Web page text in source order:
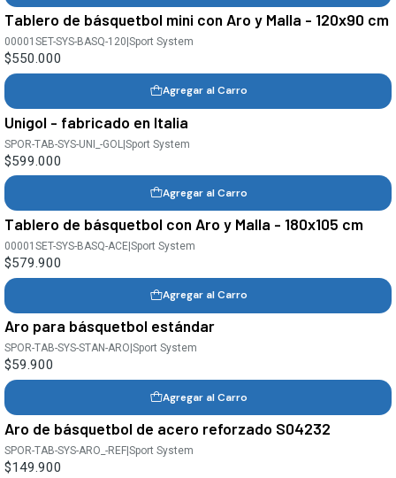
Tablero de básquetbol mini con Aro y Malla - 120x90 cm
00001SET-SYS-BASQ-120 |Sport System
$550.000
Agregar al Carro
Unigol - fabricado en Italia
SPOR-TAB-SYS-UNI_-GOL |Sport System
$599.000
Agregar al Carro
Tablero de básquetbol con Aro y Malla - 180x105 cm
00001SET-SYS-BASQ-ACE |Sport System
$579.900
Agregar al Carro
Aro para básquetbol estándar
SPOR-TAB-SYS-STAN-ARO |Sport System
$59.900
Agregar al Carro
Aro de básquetbol de acero reforzado S04232
SPOR-TAB-SYS-ARO_-REF|Sport System
$149.900